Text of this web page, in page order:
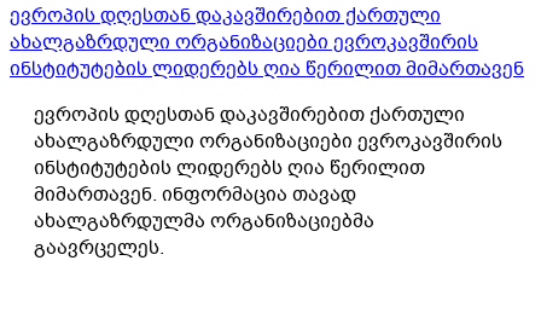
ევროპის დღესთან დაკავშირებით ქართული
ახალგაზრდული ორგანიზაციები ევროკავშირის
ინსტიტუტების ლიდერებს ღია წერილით მიმართავენ
ევროპის დღესთან დაკავშირებით ქართული
ახალგაზრდული ორგანიზაციები ევროკავშირის
ინსტიტუტების ლიდერებს ღია წერილით
მიმართავენ. ინფორმაცია თავად
ახალგაზრდულმა ორგანიზაციებმა
გაავრცელეს.